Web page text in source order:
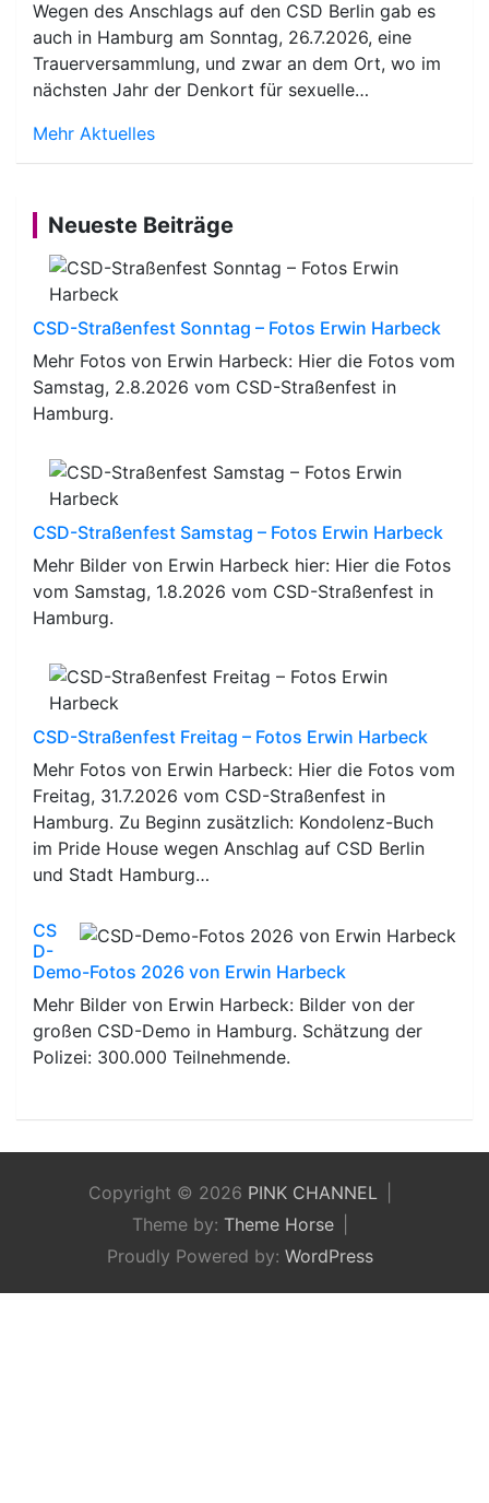
Wegen des Anschlags auf den CSD Berlin gab es
auch in Hamburg am Sonntag, 26.7.2026, eine
Trauerversammlung, und zwar an dem Ort, wo im
nächsten Jahr der Denkort für sexuelle…
Mehr Aktuelles
Neueste Beiträge
CSD-Straßenfest Sonntag – Fotos Erwin Harbeck
Mehr Fotos von Erwin Harbeck: Hier die Fotos vom
Samstag, 2.8.2026 vom CSD-Straßenfest in
Hamburg.
CSD-Straßenfest Samstag – Fotos Erwin Harbeck
Mehr Bilder von Erwin Harbeck hier: Hier die Fotos
vom Samstag, 1.8.2026 vom CSD-Straßenfest in
Hamburg.
CSD-Straßenfest Freitag – Fotos Erwin Harbeck
Mehr Fotos von Erwin Harbeck: Hier die Fotos vom
Freitag, 31.7.2026 vom CSD-Straßenfest in
Hamburg. Zu Beginn zusätzlich: Kondolenz-Buch
im Pride House wegen Anschlag auf CSD Berlin
und Stadt Hamburg…
CS
D-
Demo-Fotos 2026 von Erwin Harbeck
Mehr Bilder von Erwin Harbeck: Bilder von der
großen CSD-Demo in Hamburg. Schätzung der
Polizei: 300.000 Teilnehmende.
Copyright © 2026 PINK CHANNEL
Theme by: Theme Horse
Proudly Powered by: WordPress